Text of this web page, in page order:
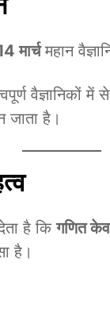
मार्चमहान
वैज्ञानिकों में
जाता है।
है किगणित
है।